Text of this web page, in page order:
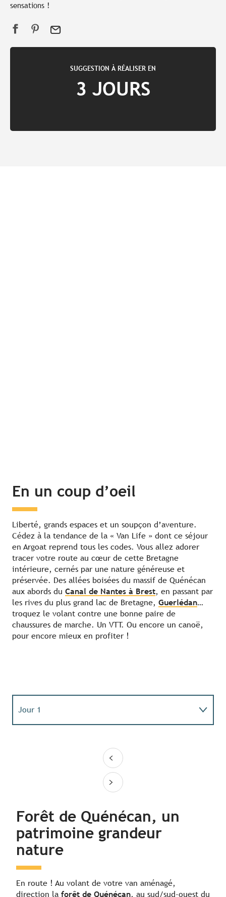
sensations !
SUGGESTION À RÉALISER EN
3 JOURS
En un coup d’oeil
Liberté, grands espaces et un soupçon d’aventure.
Cédez à la tendance de la « Van Life » dont ce séjour
en Argoat reprend tous les codes. Vous allez adorer
tracer votre route au cœur de cette Bretagne
intérieure, cernés par une nature généreuse et
préservée. Des allées boisées du massif de Quénécan
aux abords du Canal de Nantes à Brest, en passant par
les rives du plus grand lac de Bretagne, Guerlédan…
troquez le volant contre une bonne paire de
chaussures de marche. Un VTT. Ou encore un canoë,
pour encore mieux en profiter !
Jour 1
Forêt de Quénécan, un
patrimoine grandeur
nature
En route ! Au volant de votre van aménagé,
direction la forêt de Quénécan, au sud/sud-ouest du